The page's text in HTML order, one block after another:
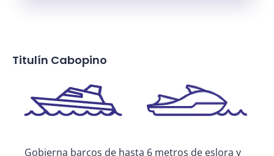
Titulín Cabopino
Gobierna barcos de hasta 6 metros de eslora y